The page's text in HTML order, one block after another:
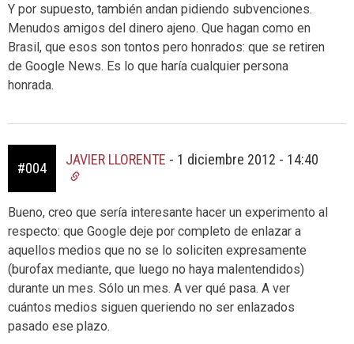
Y por supuesto, también andan pidiendo subvenciones.
Menudos amigos del dinero ajeno. Que hagan como en
Brasil, que esos son tontos pero honrados: que se retiren
de Google News. Es lo que haría cualquier persona
honrada.
#004
JAVIER LLORENTE - 1 diciembre 2012 - 14:40
Bueno, creo que sería interesante hacer un experimento al
respecto: que Google deje por completo de enlazar a
aquellos medios que no se lo soliciten expresamente
(burofax mediante, que luego no haya malentendidos)
durante un mes. Sólo un mes. A ver qué pasa. A ver
cuántos medios siguen queriendo no ser enlazados
pasado ese plazo.